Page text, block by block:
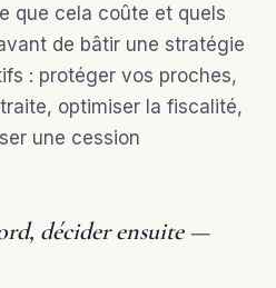
que cela coûte et quels
de bâtir une stratégie
: protéger vos proches,
optimiser la fiscalité,
une cession
décider ensuite —